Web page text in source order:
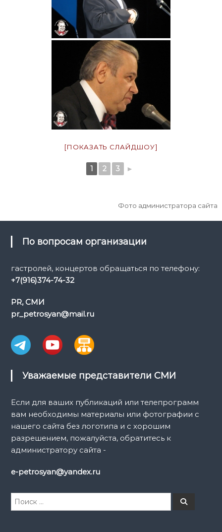
[ПОКАЗАТЬ СЛАЙДШОУ]
1 2 3 ►
Фото администратора сайта
По вопросам организации
гастролей, концертов обращаться по телефону:
+7(916)374-74-32
PR, СМИ
pr_petrosyan@mail.ru
Уважаемые представители СМИ
Если для ваших публикаций или телепрограмм
вам необходимы материалы или фотографии с
нашего сайта без логотипа и с хорошим
разрешением, пожалуйста, обратитесь к
администратору сайта -
e-petrosyan@yandex.ru
И
П